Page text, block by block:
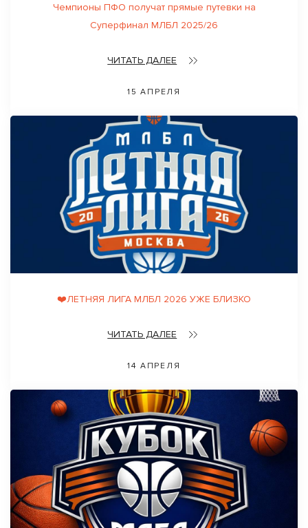
Чемпионы ПФО получат прямые путевки на
Суперфинал МЛБЛ 2025/26
ЧИТАТЬ ДАЛЕЕ
15 АПРЕЛЯ
❤️ЛЕТНЯЯ ЛИГА МЛБЛ 2026 УЖЕ БЛИЗКО
ЧИТАТЬ ДАЛЕЕ
14 АПРЕЛЯ